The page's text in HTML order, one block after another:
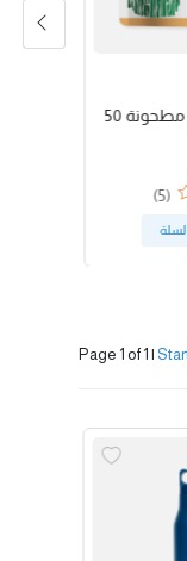
قهوة سعودية مطحونة 50
(5)
Page 1 of 1 |